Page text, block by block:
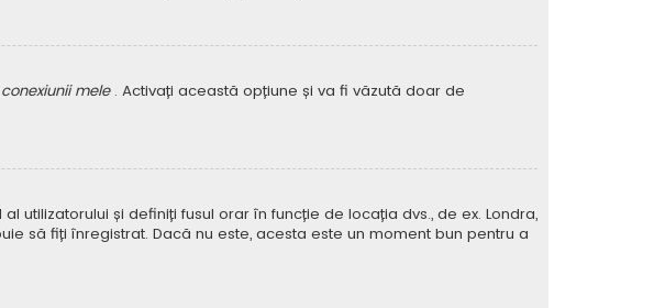
mele . Activați această opțiune și va fi văzută doar de
utilizatorului și definiți fusul orar în funcție de locația dvs., de ex. Londra,
să fiți înregistrat. Dacă nu este, acesta este un moment bun pentru a